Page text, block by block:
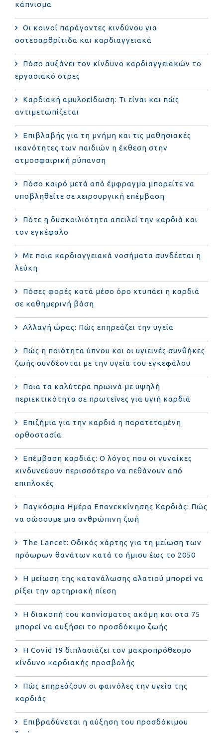
κάπνισμα
Οι κοινοί παράγοντες κινδύνου για
οστεοαρθρίτιδα και καρδιαγγειακά
Πόσο αυξάνει τον κίνδυνο καρδιαγγειακών το
εργασιακό στρες
Καρδιακή αμυλοείδωση: Τι είναι και πώς
αντιμετωπίζεται
Επιβλαβής για τη μνήμη και τις μαθησιακές
ικανότητες των παιδιών η έκθεση στην
ατμοσφαιρική ρύπανση
Πόσο καιρό μετά από έμφραγμα μπορείτε να
υποβληθείτε σε χειρουργική επέμβαση
Πότε η δυσκοιλιότητα απειλεί την καρδιά και
τον εγκέφαλο
Με ποια καρδιαγγειακά νοσήματα συνδέεται η
λεύκη
Πόσες φορές κατά μέσο όρο χτυπάει η καρδιά
σε καθημερινή βάση
Αλλαγή ώρας: Πώς επηρεάζει την υγεία
Πώς η ποιότητα ύπνου και οι υγιεινές συνθήκες
ζωής συνδέονται με την υγεία του εγκεφάλου
Ποια τα καλύτερα πρωινά με υψηλή
περιεκτικότητα σε πρωτεΐνες για υγιή καρδιά
Επιζήμια για την καρδιά η παρατεταμένη
ορθοστασία
Επέμβαση καρδιάς: Ο λόγος που οι γυναίκες
κινδυνεύουν περισσότερο να πεθάνουν από
επιπλοκές
Παγκόσμια Ημέρα Επανεκκίνησης Καρδιάς: Πώς
να σώσουμε μια ανθρώπινη ζωή
The Lancet: Οδικός χάρτης για τη μείωση των
πρόωρων θανάτων κατά το ήμισυ έως το 2050
Η μείωση της κατανάλωσης αλατιού μπορεί να
ρίξει την αρτηριακή πίεση
Η διακοπή του καπνίσματος ακόμη και στα 75
μπορεί να αυξήσει το προσδόκιμο ζωής
Η Covid 19 διπλασιάζει τον μακροπρόθεσμο
κίνδυνο καρδιακής προσβολής
Πώς επηρεάζουν οι φαινόλες την υγεία της
καρδιάς
Επιβραδύνεται η αύξηση του προσδόκιμου